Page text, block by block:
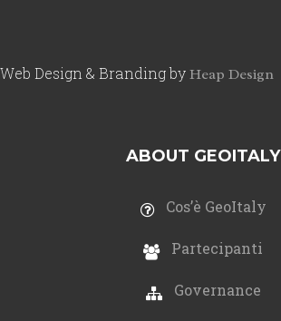
Web Design & Branding by Heap Design
ABOUT GEOITALY
Cos’è GeoItaly
Partecipanti
Governance